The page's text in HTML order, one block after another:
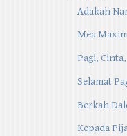
Adakah
Mea
Pagi,
Selamat
Berkah
Kepada